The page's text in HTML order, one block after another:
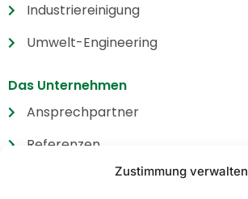
Zustimmung verwalten
Industriereinigung
Umwelt-Engineering
Das Unternehmen
Ansprechpartner
Referenzen